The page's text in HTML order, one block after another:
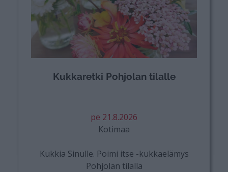
Kukkaretki Pohjolan tilalle
pe 21.8.2026
Kotimaa
Kukkia Sinulle. Poimi itse -kukkaelämys
Pohjolan tilalla